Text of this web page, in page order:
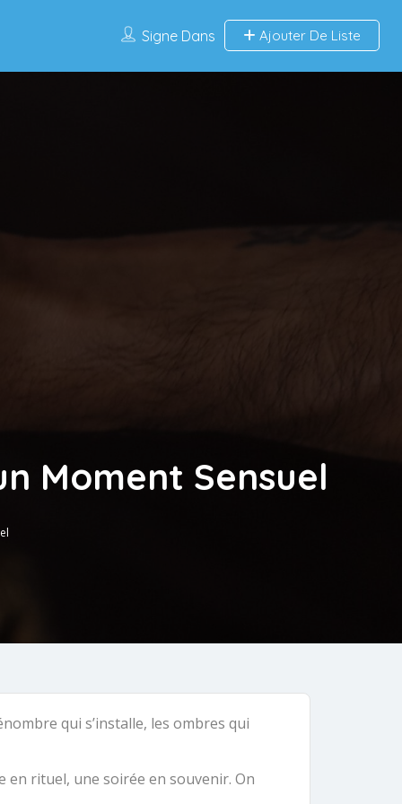
Signe Dans Ajouter De Liste
Moment Sensuel
qui s’installe, les ombres qui
en rituel, une soirée en souvenir. On